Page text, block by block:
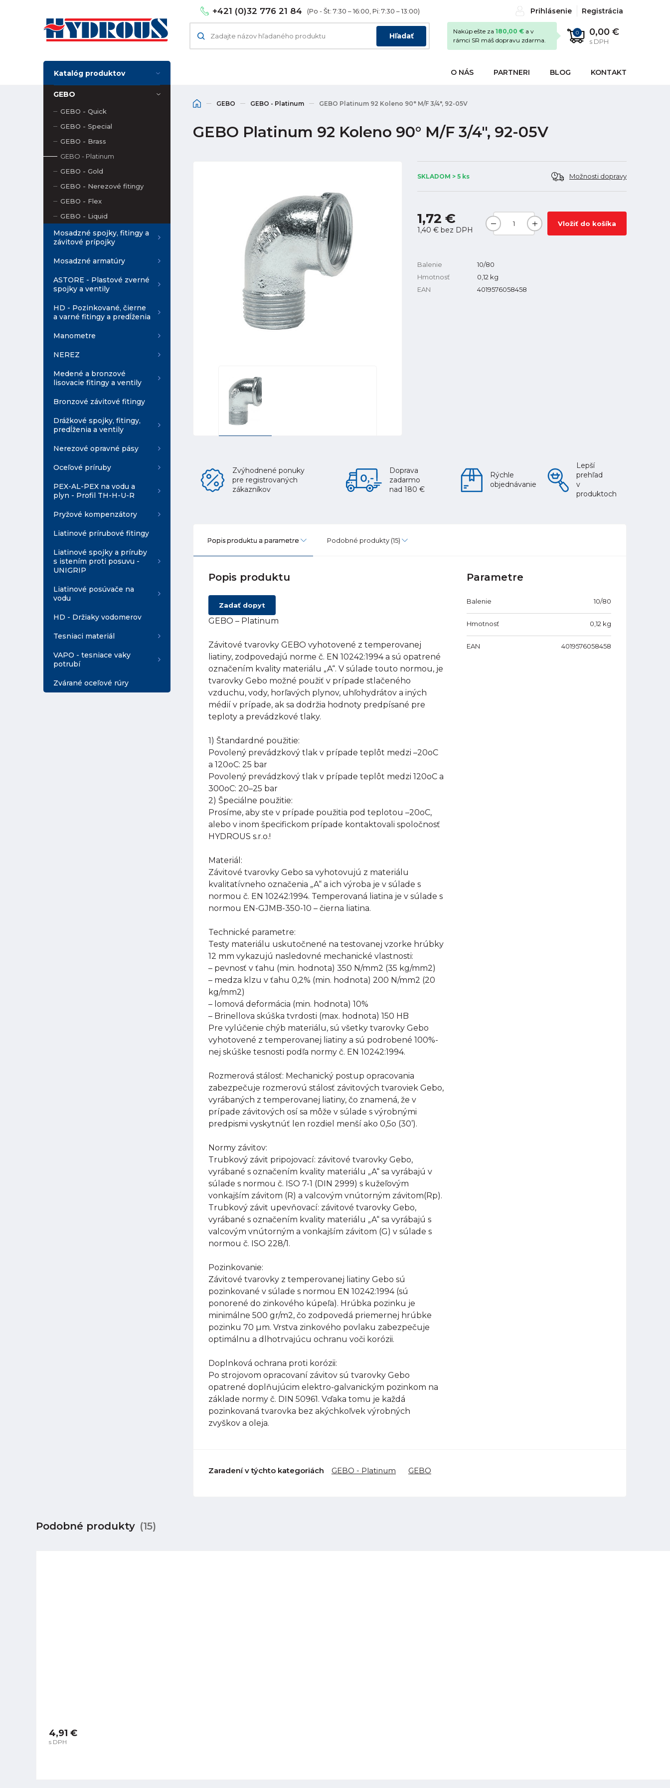
+421 (0)32 776 21 84 (Po - Št: 7:30 – 16:00, Pi: 7:30 – 13:00) Prihlásenie Registrácia
Hľadať 0 0,00 €
s DPH
Nakúp ešte za 180,00 € a v
rámci SR máš dopravu zdarma.
O NÁS PARTNERI BLOG KONTAKT
Katalóg produktov
GEBO
GEBO - Quick
GEBO - Special
GEBO - Brass
GEBO - Platinum
GEBO - Gold
GEBO - Nerezové fitingy
GEBO - Flex
GEBO - Liquid
Mosadzné spojky, fitingy a
závitové prípojky
Mosadzné armatúry
ASTORE - Plastové zverné
spojky a ventily
HD - Pozinkované, čierne
a varné fitingy a predĺženia
Manometre
NEREZ
Medené a bronzové
lisovacie fitingy a ventily
Bronzové závitové fitingy
Drážkové spojky, fitingy,
predĺženia a ventily
Nerezové opravné pásy
Oceľové príruby
PEX-AL-PEX na vodu a
plyn - Profil TH-H-U-R
Pryžové kompenzátory
Liatinové prírubové fitingy
Liatinové spojky a príruby
s istením proti posuvu -
UNIGRIP
Liatinové posúvače na
vodu
HD - Držiaky vodomerov
Tesniaci materiál
VAPO - tesniace vaky
potrubí
Zvárané oceľové rúry
GEBO GEBO - Platinum GEBO Platinum 92 Koleno 90° M/F 3/4", 92-05V
GEBO Platinum 92 Koleno 90° M/F 3/4", 92-05V
SKLADOM > 5 ks Možnosti dopravy
1,72 €
1,40 € bez DPH
Vložiť do košíka
Balenie
10/80
Hmotnosť
0,12 kg
EAN
4019576058458
Zvýhodnené ponuky
pre registrovaných
zákazníkov
Doprava
zadarmo
nad 180 €
Rýchle
objednávanie
Lepší
prehľad
v
produktoch
Popis produktu a parametre Podobné produkty (15)
Popis produktu
Zadať dopyt
GEBO – Platinum
Závitové tvarovky GEBO vyhotovené z temperovanej
liatiny, zodpovedajú norme č. EN 10242:1994 a sú opatrené
označením kvality materiálu „A“. V súlade touto normou, je
tvarovky Gebo možné použiť v prípade stlačeného
vzduchu, vody, horľavých plynov, uhľohydrátov a iných
médií v prípade, ak sa dodržia hodnoty predpísané pre
teploty a prevádzkové tlaky.
1) Štandardné použitie:
Povolený prevádzkový tlak v prípade teplôt medzi –20oC
a 120oC: 25 bar
Povolený prevádzkový tlak v prípade teplôt medzi 120oC a
300oC: 20–25 bar
2) Špeciálne použitie:
Prosíme, aby ste v prípade použitia pod teplotou –20oC,
alebo v inom špecifickom prípade kontaktovali spoločnosť
HYDROUS s.r.o.!
Materiál:
Závitové tvarovky Gebo sa vyhotovujú z materiálu
kvalitatívneho označenia „A“ a ich výroba je v súlade s
normou č. EN 10242:1994. Temperovaná liatina je v súlade s
normou EN-GJMB-350-10 – čierna liatina.
Technické parametre:
Testy materiálu uskutočnené na testovanej vzorke hrúbky
12 mm vykazujú nasledovné mechanické vlastnosti:
– pevnosť v ťahu (min. hodnota) 350 N/mm2 (35 kg/mm2)
– medza klzu v ťahu 0,2% (min. hodnota) 200 N/mm2 (20
kg/mm2)
– lomová deformácia (min. hodnota) 10%
– Brinellova skúška tvrdosti (max. hodnota) 150 HB
Pre vylúčenie chýb materiálu, sú všetky tvarovky Gebo
vyhotovené z temperovanej liatiny a sú podrobené 100%-
nej skúške tesnosti podľa normy č. EN 10242:1994.
Rozmerová stálosť: Mechanický postup opracovania
zabezpečuje rozmerovú stálosť závitových tvaroviek Gebo,
vyrábaných z temperovanej liatiny, čo znamená, že v
prípade závitových osí sa môže v súlade s výrobnými
predpismi vyskytnúť len rozdiel menší ako 0,5o (30’).
Normy závitov:
Trubkový závit pripojovací: závitové tvarovky Gebo,
vyrábané s označením kvality materiálu „A“ sa vyrábajú v
súlade s normou č. ISO 7-1 (DIN 2999) s kužeľovým
vonkajším závitom (R) a valcovým vnútorným závitom(Rp).
Trubkový závit upevňovací: závitové tvarovky Gebo,
vyrábané s označením kvality materiálu „A“ sa vyrábajú s
valcovým vnútorným a vonkajším závitom (G) v súlade s
normou č. ISO 228/1.
Pozinkovanie:
Závitové tvarovky z temperovanej liatiny Gebo sú
pozinkované v súlade s normou EN 10242:1994 (sú
ponorené do zinkového kúpeľa). Hrúbka pozinku je
minimálne 500 gr/m2, čo zodpovedá priemernej hrúbke
pozinku 70 µm. Vrstva zinkového povlaku zabezpečuje
optimálnu a dlhotrvajúcu ochranu voči korózii.
Doplnková ochrana proti korózii:
Po strojovom opracovaní závitov sú tvarovky Gebo
opatrené doplňujúcim elektro-galvanickým pozinkom na
základe normy č. DIN 50961. Vďaka tomu je každá
pozinkovaná tvarovka bez akýchkoľvek výrobných
zvyškov a oleja.
Parametre
Balenie 10/80
Hmotnosť 0,12 kg
EAN 4019576058458
Zaradení v týchto kategoriách GEBO - Platinum GEBO
Podobné produkty (15)
4,91 €
s DPH